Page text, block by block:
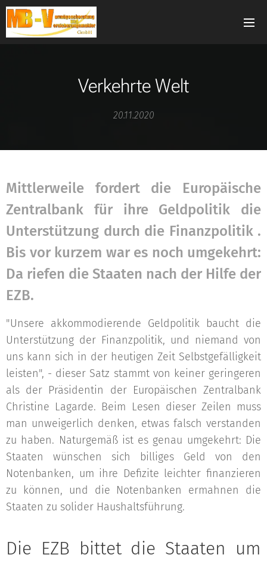
Verkehrte Welt
20.11.2020
Mittlerweile fordert die Europäische
Zentralbank für ihre Geldpolitik die
Unterstützung durch die Finanzpolitik .
Bis vor kurzem war es noch umgekehrt:
Da riefen die Staaten nach der Hilfe der
EZB.
"Unsere akkommodierende Geldpolitik baucht die
Unterstützung der Finanzpolitik, und niemand von
uns kann sich in der heutigen Zeit Selbstgefälligkeit
leisten", - dieser Satz stammt von keiner geringeren
als der Präsidentin der Europäischen Zentralbank
Christine Lagarde. Beim Lesen dieser Zeilen muss
man unweigerlich denken, etwas falsch verstanden
zu haben. Naturgemäß ist es genau umgekehrt: Die
Staaten wünschen sich billiges Geld von den
Notenbanken, um ihre Defizite leichter finanzieren
zu können, und die Notenbanken ermahnen die
Staaten zu solider Haushaltsführung.
Die EZB bittet die Staaten um